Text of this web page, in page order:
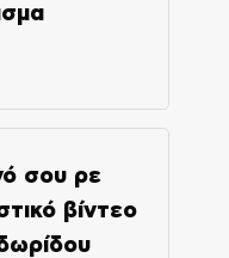
σου ρε
βίντεο